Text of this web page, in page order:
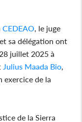
CEDEAO , le juge
, et sa délégation ont
juillet 2025 à
Julius Maada Bio
exercice de la
de la Sierra